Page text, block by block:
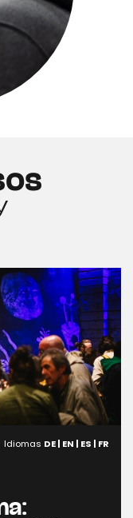
Idiomas DE | EN | ES | FR